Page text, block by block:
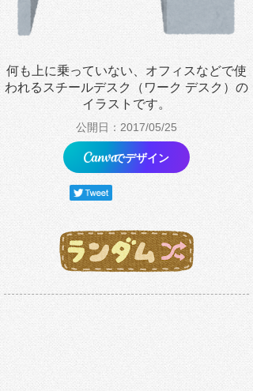
何も上に乗っていない、オフィスなどで使
われるスチールデスク（ワーク デスク）の
イラストです。
公開日：2017/05/25
でデザイン